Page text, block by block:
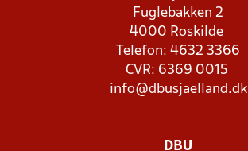
Fuglebakken 2
4000 Roskilde
Telefon: 4632 3366
CVR: 6369 0015
info@dbusjaelland.dk
DBU